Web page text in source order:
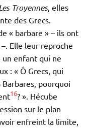
Troyennes, elles
des Grecs.
« barbare » – ils ont
Elle leur reproche
un enfant qui ne
: « Ô Grecs, qui
pourquoi
16? ». Hécube
sur le plan
enfreint la limite,